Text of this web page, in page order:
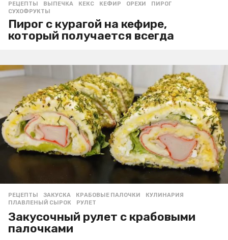
РЕЦЕПТЫ ВЫПЕЧКА ,КЕКС ,КЕФИР ,ОРЕХИ ,ПИРОГ
СУХОФРУКТЫ
Пирог с курагой на кефире,
который получается всегда
РЕЦЕПТЫ ЗАКУСКА ,КРАБОВЫЕ ПАЛОЧКИ ,КУЛИНАРИЯ
ПЛАВЛЕНЫЙ СЫРОК
,РУЛЕТ
Закусочный рулет с крабовыми
палочками